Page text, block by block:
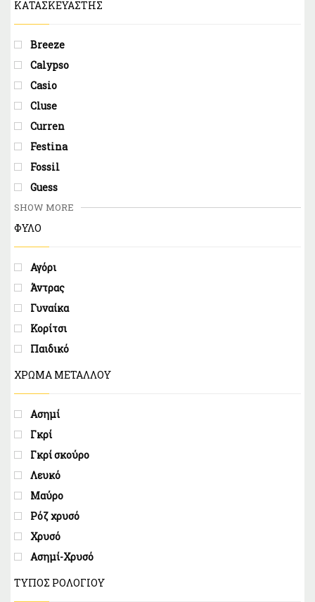
ΚΑΤΑΣΚΕΥΑΣΤΉΣ
Breeze
Calypso
Casio
Cluse
Curren
Festina
Fossil
Guess
SHOW MORE
ΦΥΛΟ
Αγόρι
Άντρας
Γυναίκα
Κορίτσι
Παιδικό
ΧΡΩΜΑ ΜΕΤΑΛΛΟΥ
Ασημί
Γκρί
Γκρί σκούρο
Λευκό
Μαύρο
Ρόζ χρυσό
Χρυσό
Ασημί-Χρυσό
ΤΎΠΟΣ ΡΟΛΟΓΙΟΎ